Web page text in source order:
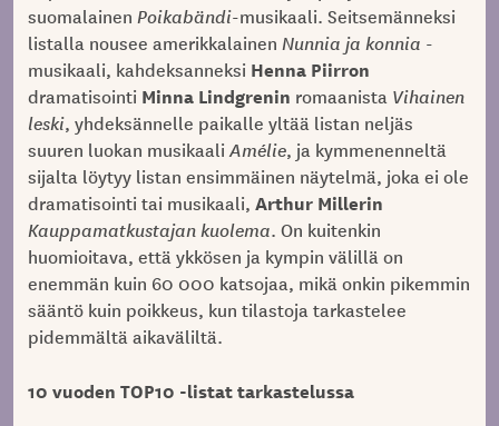
suomalainen Poikabändi-musikaali. Seitsemänneksi
listalla nousee amerikkalainen Nunnia ja konnia -
musikaali, kahdeksanneksi Henna Piirron
dramatisointi Minna Lindgrenin romaanista Vihainen
leski, yhdeksännelle paikalle yltää listan neljäs
suuren luokan musikaaliAmélie, ja kymmenenneltä
sijalta löytyy listan ensimmäinen näytelmä, joka ei ole
dramatisointi tai musikaali, Arthur Millerin
Kauppamatkustajan kuolema. On kuitenkin
huomioitava, että ykkösen ja kympin välillä on
enemmän kuin 60 000 katsojaa, mikä onkin pikemmin
sääntö kuin poikkeus, kun tilastoja tarkastelee
pidemmältä aikaväliltä.
10 vuoden TOP10 -listat tarkastelussa